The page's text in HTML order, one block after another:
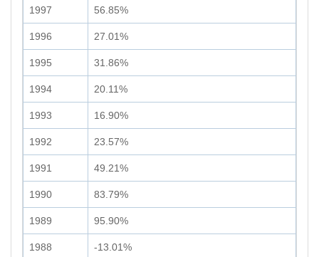
1997 56.85%
1996 27.01%
1995 31.86%
1994 20.11%
1993 16.90%
1992 23.57%
1991 49.21%
1990 83.79%
1989 95.90%
1988 -13.01%